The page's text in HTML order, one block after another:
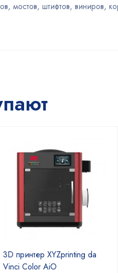
мостов, штифтов, виниров,
3D принтер XYZprinting da
Vinci Color AiO